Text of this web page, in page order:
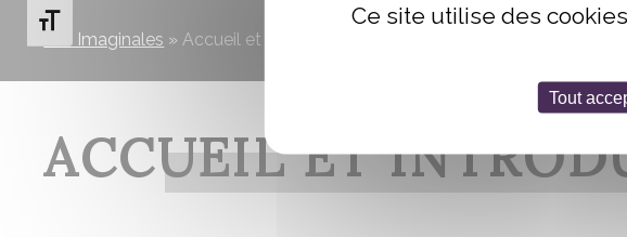
Changer la taille de la police
Les Imaginales »Accueil et introduction du colloque
ACCUEIL ET
Ce site utilise des
Tout